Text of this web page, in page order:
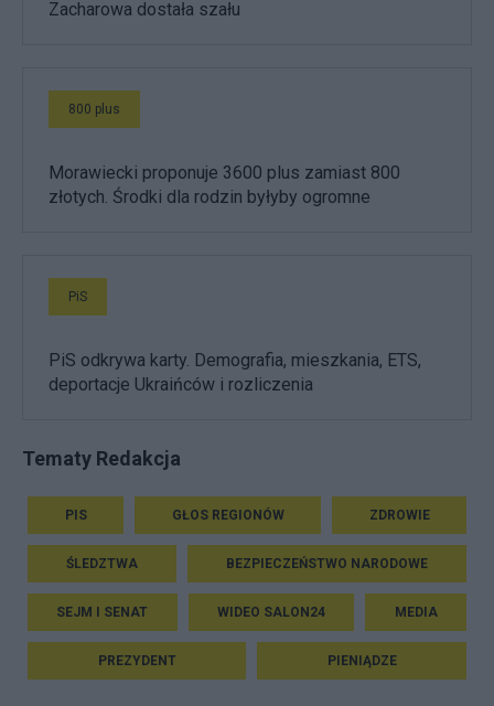
Zacharowa dostała szału
800 plus
Morawiecki proponuje 3600 plus zamiast 800
złotych. Środki dla rodzin byłyby ogromne
PiS
PiS odkrywa karty. Demografia, mieszkania, ETS,
deportacje Ukraińców i rozliczenia
Tematy Redakcja
PIS GŁOS REGIONÓW ZDROWIE
ŚLEDZTWA BEZPIECZEŃSTWO NARODOWE
SEJM I SENAT WIDEO SALON24 MEDIA
PREZYDENT PIENIĄDZE